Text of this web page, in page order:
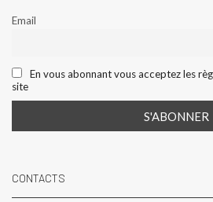
Email
En vous abonnant vous acceptez les
site
CONTACTS